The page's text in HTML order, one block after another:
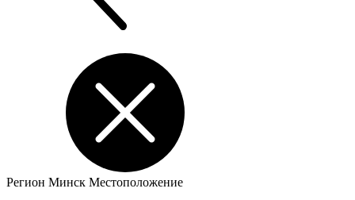
Регион Минск Местоположение